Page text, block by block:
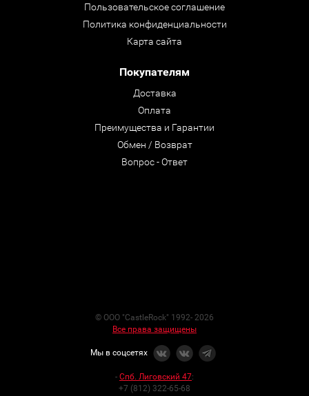
Пользовательское соглашение
Политика конфиденциальности
Карта сайта
Покупателям
Доставка
Оплата
Преимущества и Гарантии
Обмен / Возврат
Вопрос - Ответ
© ООО "CastleRock" 1992- 2026
Все права защищены
Мы в соцсетях
- Спб. Лиговский 47:
+7 (812) 322-65-68